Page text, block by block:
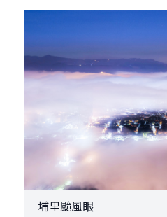
埔里颱風眼